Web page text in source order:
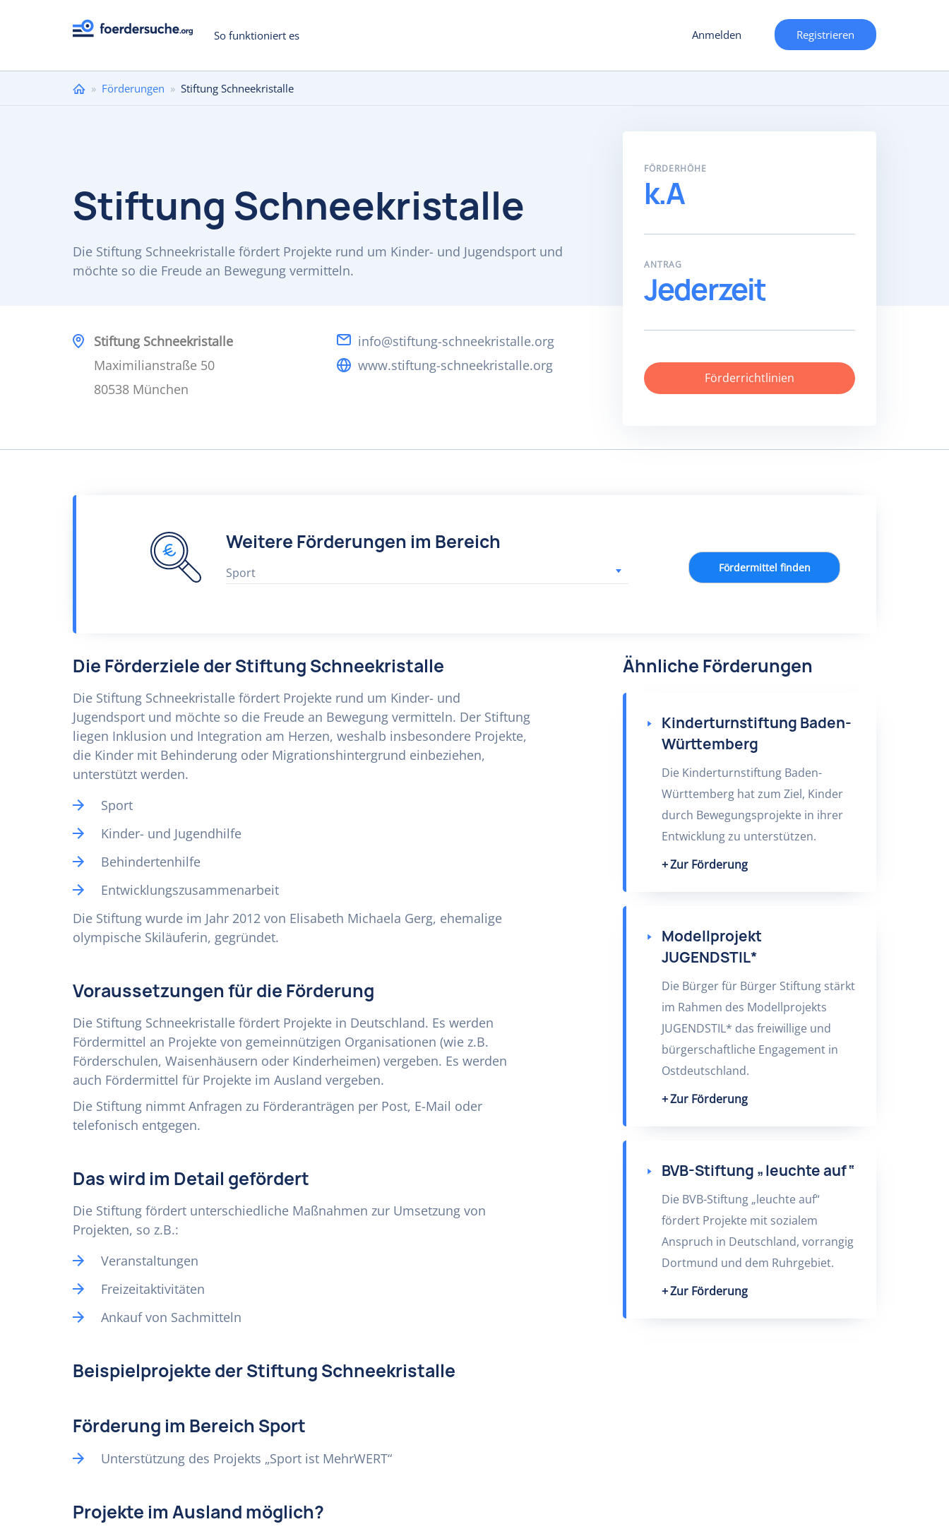
So funktioniert es Anmelden Registrieren
Sie
» Förderungen » Stiftung Schneekristalle
Stiftung Schneekristalle
Die Stiftung Schneekristalle fördert Projekte rund um Kinder- und Jugendsport und
möchte so die Freude an Bewegung vermitteln.
Stiftung Schneekristalle
Maximilianstraße 50
80538 München
info@stiftung-schneekristalle.org
www.stiftung-schneekristalle.org
FÖRDERHÖHE
k.A
ANTRAG
Jederzeit
Förderrichtlinien
Weitere Förderungen im Bereich
Sport Fördermittel finden
Die Förderziele der Stiftung Schneekristalle
Die Stiftung Schneekristalle fördert Projekte rund um Kinder- und
Jugendsport und möchte so die Freude an Bewegung vermitteln. Der Stiftung
liegen Inklusion und Integration am Herzen, weshalb insbesondere Projekte,
die Kinder mit Behinderung oder Migrationshintergrund einbeziehen,
unterstützt werden.
Sport
Kinder- und Jugendhilfe
Behindertenhilfe
Entwicklungszusammenarbeit
Die Stiftung wurde im Jahr 2012 von Elisabeth Michaela Gerg, ehemalige
olympische Skiläuferin, gegründet.
Voraussetzungen für die Förderung
Die Stiftung Schneekristalle fördert Projekte in Deutschland. Es werden
Fördermittel an Projekte von gemeinnützigen Organisationen (wie z.B.
Förderschulen, Waisenhäusern oder Kinderheimen) vergeben. Es werden
auch Fördermittel für Projekte im Ausland vergeben.
Die Stiftung nimmt Anfragen zu Förderanträgen per Post, E-Mail oder
telefonisch entgegen.
Das wird im Detail gefördert
Die Stiftung fördert unterschiedliche Maßnahmen zur Umsetzung von
Projekten, so z.B.:
Veranstaltungen
Freizeitaktivitäten
Ankauf von Sachmitteln
Beispielprojekte der Stiftung Schneekristalle
Förderung im Bereich Sport
Unterstützung des Projekts „Sport ist MehrWERT“
Projekte im Ausland möglich?
Ähnliche Förderungen
Kinderturnstiftung Baden-
Württemberg
Die Kinderturnstiftung Baden-
Württemberg hat zum Ziel, Kinder
durch Bewegungsprojekte in ihrer
Entwicklung zu unterstützen.
Zur Förderung
Modellprojekt
JUGENDSTIL*
Die Bürger für Bürger Stiftung stärkt
im Rahmen des Modellprojekts
JUGENDSTIL* das freiwillige und
bürgerschaftliche Engagement in
Ostdeutschland.
Zur Förderung
BVB-Stiftung „leuchte auf“
Die BVB-Stiftung „leuchte auf“
fördert Projekte mit sozialem
Anspruch in Deutschland, vorrangig
Dortmund und dem Ruhrgebiet.
Zur Förderung